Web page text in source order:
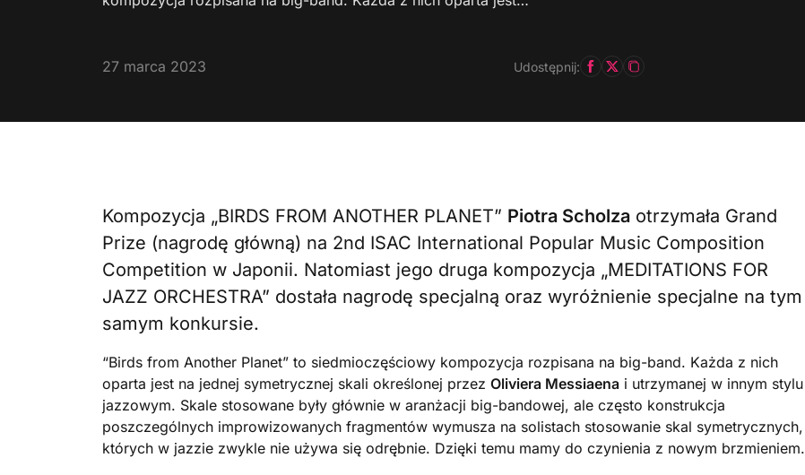
27 marca 2023 Udostępnij:
Kompozycja „BIRDS FROM ANOTHER PLANET” Piotra Scholza otrzymała Grand
Prize (nagrodę główną) na 2nd ISAC International Popular Music Composition
Competition w Japonii. Natomiast jego druga kompozycja „MEDITATIONS FOR
JAZZ ORCHESTRA” dostała nagrodę specjalną oraz wyróżnienie specjalne na tym
samym konkursie.
“Birds from Another Planet” to siedmioczęściowy kompozycja rozpisana na big-band. Każda z nich
oparta jest na jednej symetrycznej skali określonej przez Oliviera Messiaena i utrzymanej w innym stylu
jazzowym. Skale stosowane były głównie w aranżacji big-bandowej, ale często konstrukcja
poszczególnych improwizowanych fragmentów wymusza na solistach stosowanie skal symetrycznych,
których w jazzie zwykle nie używa się odrębnie. Dzięki temu mamy do czynienia z nowym brzmieniem.